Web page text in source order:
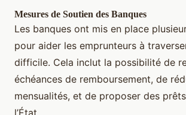
Mesures de Soutien des Banques
Les banques ont mis en place
pour aider les emprunteurs à
difficile. Cela inclut la possibilité de
échéances de remboursement, de
mensualités, et de proposer des
l’État.